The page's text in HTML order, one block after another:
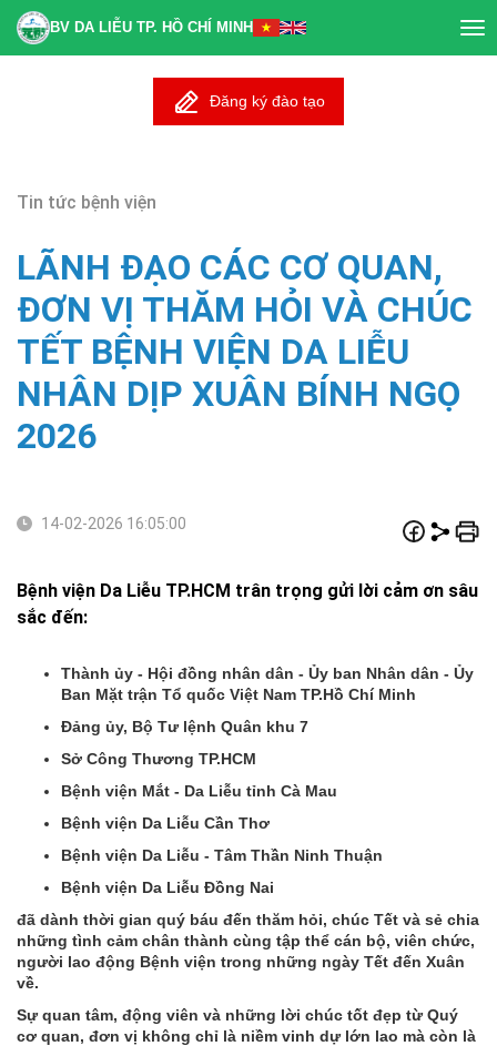
BV DA LIỄU TP. HỒ CHÍ MINH
Đăng ký đào tạo
Tin tức bệnh viện
LÃNH ĐẠO CÁC CƠ QUAN,
ĐƠN VỊ THĂM HỎI VÀ CHÚC
TẾT BỆNH VIỆN DA LIỄU
NHÂN DỊP XUÂN BÍNH NGỌ
2026
14-02-2026 16:05:00
Bệnh viện Da Liễu TP.HCM trân trọng gửi lời cảm ơn sâu
sắc đến:
Thành ủy - Hội đồng nhân dân - Ủy ban Nhân dân - Ủy
Ban Mặt trận Tổ quốc Việt Nam TP.Hồ Chí Minh
Đảng ủy, Bộ Tư lệnh Quân khu 7
Sở Công Thương TP.HCM
Bệnh viện Mắt - Da Liễu tỉnh Cà Mau
Bệnh viện Da Liễu Cần Thơ
Bệnh viện Da Liễu - Tâm Thần Ninh Thuận
Bệnh viện Da Liễu Đồng Nai
đã dành thời gian quý báu đến thăm hỏi, chúc Tết và sẻ chia
những tình cảm chân thành cùng tập thể cán bộ, viên chức,
người lao động Bệnh viện trong những ngày Tết đến Xuân
về.
Sự quan tâm, động viên và những lời chúc tốt đẹp từ Quý
cơ quan, đơn vị không chỉ là niềm vinh dự lớn lao mà còn là